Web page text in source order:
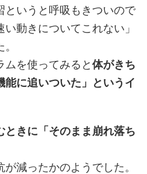
というと呼吸もきついので
動きについてこれない」
ムを使ってみると体がきち
能に追いついた」というイ
ときに「そのまま崩れ落ち
減ったかのようでした。